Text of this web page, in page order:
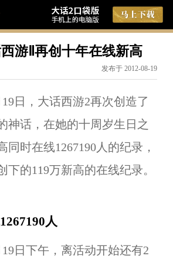
游Ⅱ再创十年在线新高
发布于 2012-08-19
日，大话西游2再次创造了
神话，在她的十周岁生日之
同时在线1267190人的纪录，
下的119万新高的在线纪录。
人
日下午，离活动开始还有2